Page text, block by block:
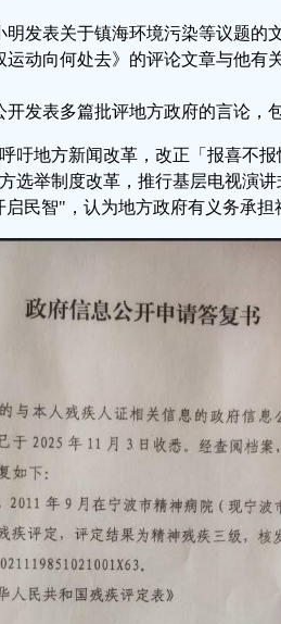
明发表关于镇海环境污染等议题
动向何处去》的评论文章与他有关
发表多篇批评地方政府的言论，
吁地方新闻改革，改正「报喜不
选举制度改革，推行基层电视演
启民智"，认为地方政府有义务承担